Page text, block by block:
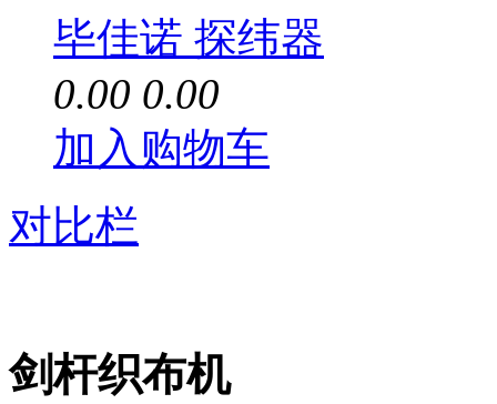
毕佳诺 探纬器
0.00 0.00
加入购物车
对比栏
剑杆织布机